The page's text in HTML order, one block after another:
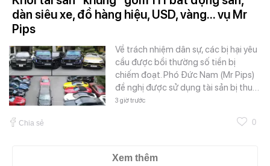
dàn siêu xe, đồ hàng hiệu, USD, vàng... vụ Mr
Pips
Về trách nhiệm dân sự, các bị hại yêu
cầu được bồi thường số tiền bị
chiếm đoạt. Phó Đức Nam (Mr Pips)
đề nghị được sử dụng tài sản bị thu…
3 giờ trước
Chia sẻ 0
Xem thêm